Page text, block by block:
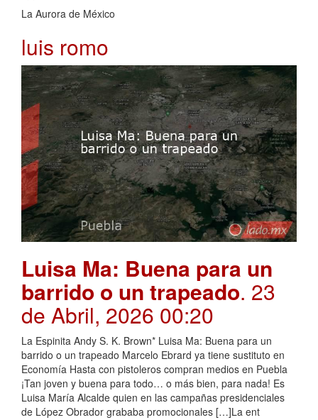
La Aurora de México
luis romo
Luisa Ma: Buena para un
barrido o un trapeado. 23
de Abril, 2026 00:20
La Espinita Andy S. K. Brown* Luisa Ma: Buena para un
barrido o un trapeado Marcelo Ebrard ya tiene sustituto en
Economía Hasta con pistoleros compran medios en Puebla
¡Tan joven y buena para todo… o más bien, para nada! Es
Luisa María Alcalde quien en las campañas presidenciales
de López Obrador grababa promocionales […]La ent